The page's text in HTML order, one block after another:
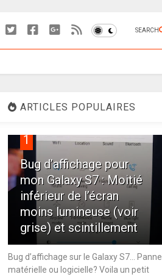
SEARCH
ARTICLES POPULAIRES
1
Bug d’affichage pour
mon Galaxy S7 : Moitié
inférieur de l’écran
moins lumineuse (voir
grise) et scintillement
Bug d’affichage sur le Galaxy S7… Panne
matérielle ou logicielle? Voila un petit